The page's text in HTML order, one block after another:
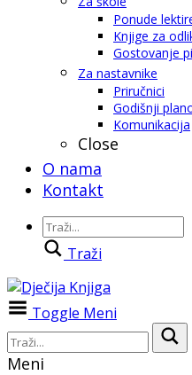
Ponude
Knjige za
Gostovanje
Za nastavnike
Priručnici
Godišnji
Komunikacija
Close
O nama
Kontakt
Traži
Toggle Meni
Meni